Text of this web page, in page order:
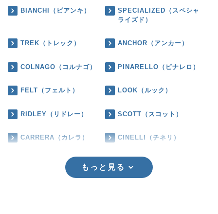
BIANCHI（ビアンキ）
SPECIALIZED（スペシャ
ライズド）
TREK（トレック） ANCHOR（アンカー）
COLNAGO（コルナゴ） PINARELLO（ピナレロ）
FELT（フェルト） LOOK（ルック）
RIDLEY（リドレー） SCOTT（スコット）
CARRERA（カレラ） CINELLI（チネリ）
もっと見る